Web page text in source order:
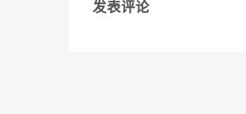
发表评论